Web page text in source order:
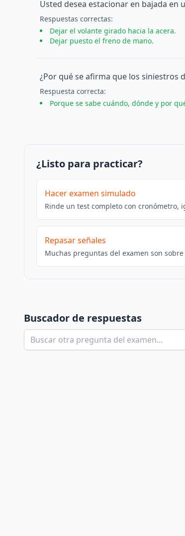
Usted desea estacionar en bajada en
Respuestas correctas:
Dejar el volante girado hacia la acera.
Dejar puesto el freno de mano.
¿Por qué se afirma que los siniestros
Respuesta correcta:
Porque se sabe cuándo, dónde y por
¿Listo para practicar?
Hacer examen simulado
Rinde un test completo con cronómetro,
Repasar señales
Muchas preguntas del examen son
Buscador de respuestas